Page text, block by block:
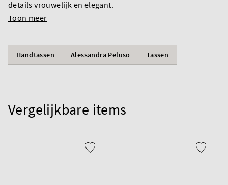
details vrouwelijk en elegant.
Toon meer
Handtassen Alessandra Peluso Tassen
Vergelijkbare items